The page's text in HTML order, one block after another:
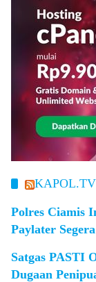
KAPOL.TV
Polres Ciamis
Paylater
Satgas PASTI
Dugaan